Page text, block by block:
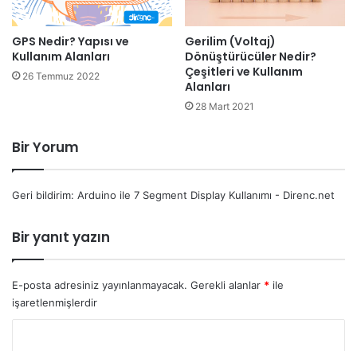
GPS Nedir? Yapısı ve
Kullanım Alanları
26 Temmuz 2022
Gerilim (Voltaj)
Dönüştürücüler Nedir?
Çeşitleri ve Kullanım
Alanları
28 Mart 2021
Bir Yorum
Geri bildirim: Arduino ile 7 Segment Display Kullanımı - Direnc.net
Bir yanıt yazın
E-posta adresiniz yayınlanmayacak. Gerekli alanlar * ile
işaretlenmişlerdir